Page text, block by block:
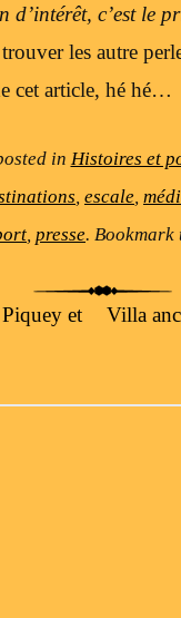
d’intérêt, c’est le
les autre
cet article, hé hé…
in Histoires et
, escale,
, presse. Bookmark
et
Villa